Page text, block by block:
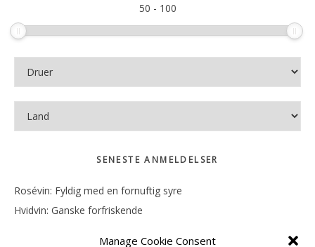
Manage Cookie Consent
50 - 100
SENESTE ANMELDELSER
Rosévin: Fyldig med en fornuftig syre
Hvidvin: Ganske forfriskende